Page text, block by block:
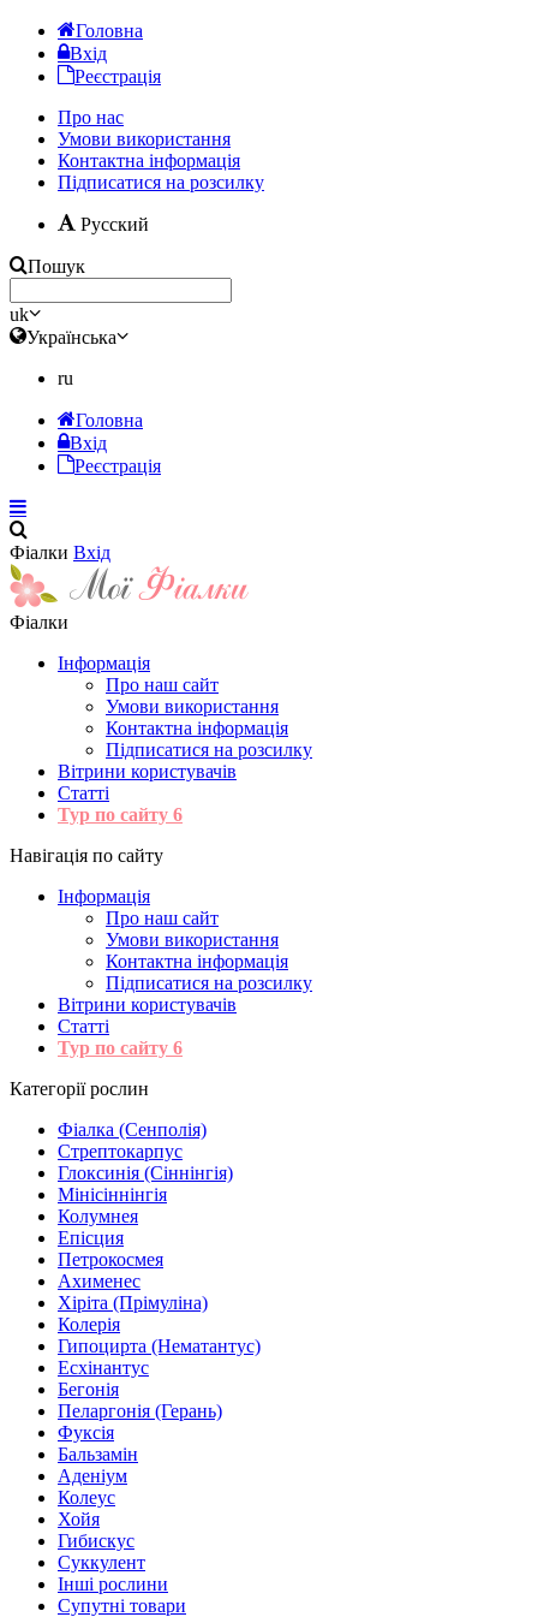
Головна
Вхід
Реєстрація
Про нас
Умови використання
Контактна інформація
Підписатися на розсилку
Русский
Пошук
uk
Українська
ru
Головна
Вхід
Реєстрація
Фіалки Вхід
Фіалки
Інформація
Про наш сайт
Умови використання
Контактна інформація
Підписатися на розсилку
Вітрини користувачів
Статті
Тур по сайту 6
Навігація по сайту
Інформація
Про наш сайт
Умови використання
Контактна інформація
Підписатися на розсилку
Вітрини користувачів
Статті
Тур по сайту 6
Категорії рослин
Фіалка (Сенполія)
Стрептокарпус
Глоксинія (Сіннінгія)
Мінісіннінгія
Колумнея
Епісция
Петрокосмея
Ахименес
Хіріта (Прімуліна)
Колерія
Гипоцирта (Нематантус)
Есхінантус
Бегонія
Пеларгонія (Герань)
Фуксія
Бальзамін
Аденіум
Колеус
Хойя
Гибискус
Суккулент
Інші рослини
Супутні товари